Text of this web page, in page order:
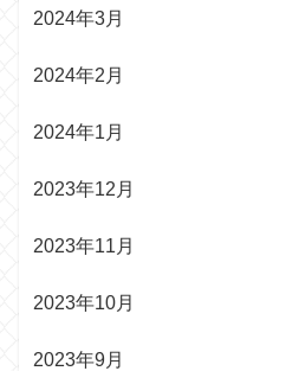
2024年3月
2024年2月
2024年1月
2023年12月
2023年11月
2023年10月
2023年9月